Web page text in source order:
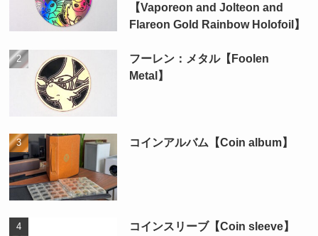
【Vaporeon and Jolteon and
Flareon Gold Rainbow Holofoil】
フーレン：メタル【Foolen
Metal】
コインアルバム【Coin album】
コインスリーブ【Coin sleeve】